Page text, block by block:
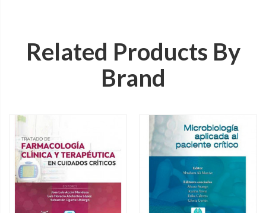
Related Products By
Brand